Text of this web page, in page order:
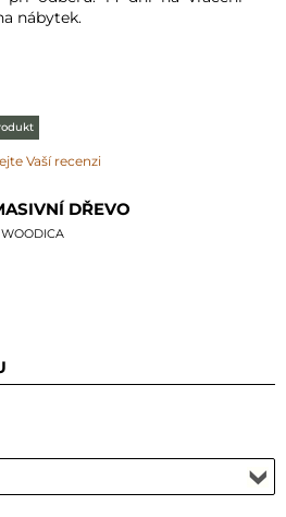
nábytek.
Vaší recenzi
DŘEVO